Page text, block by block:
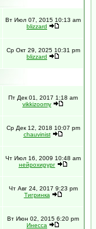
Вт Июл 07, 2015 10:13 am
blizzard
Ср Окт 29, 2025 10:31 pm
blizzard
Пт Дек 01, 2017 1:18 am
vikkizoomy
Ср Дек 12, 2018 10:07 pm
chauvinist
Чт Июл 16, 2009 10:48 am
нейрохирург
Чт Авг 24, 2017 9:23 pm
Тигринка
Вт Июн 02, 2015 6:20 pm
Инесса